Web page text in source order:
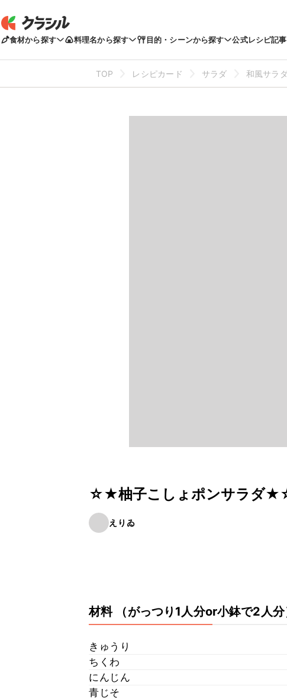
食材から探す 料理名から探す 目的・シーンから探す 公式レシピ記
TOP レシピカード サラダ 和風サラ
☆★柚子こしょポンサラダ
えりゐ
材料 （がっつり1人分or小鉢で2人分
きゅうり
ちくわ
にんじん
青じそ